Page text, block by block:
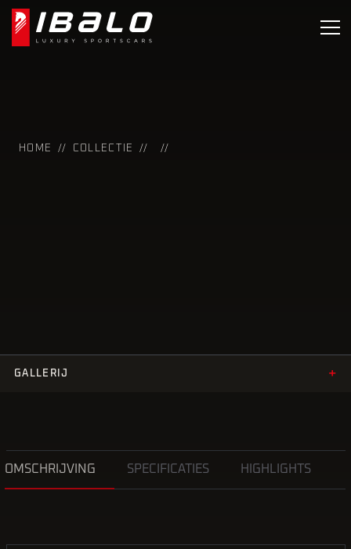
HOME COLLECTIE
GALLERIJ +
OMSCHRIJVING SPECIFICATIES HIGHLIGHTS